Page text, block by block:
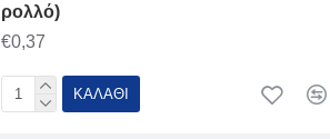
ρολλό)
€0,37
ΚΑΛΆΘΙ